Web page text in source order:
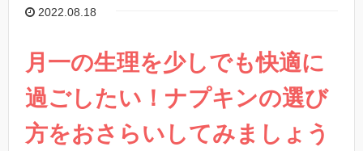
2022.08.18
月一の生理を少しでも快適に
過ごしたい！ナプキンの選び
方をおさらいしてみましょう